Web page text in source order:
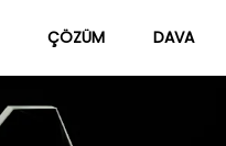
ÇÖZÜM DAVA